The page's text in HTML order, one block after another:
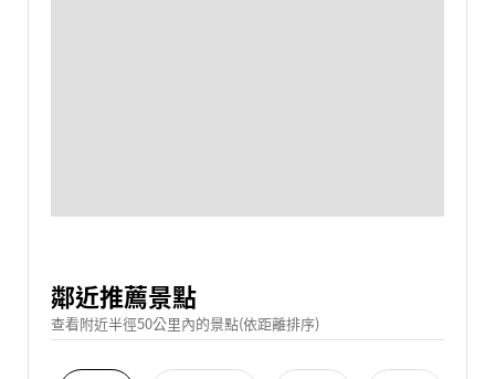
鄰近推薦景點
查看附近半徑50公里內的景點(依距離排序)